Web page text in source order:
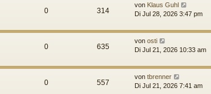
0 314
von Klaus Guhl
Di Jul 28, 2026 3:47 pm
0 635
von osti
Di Jul 21, 2026 10:33 am
0 557
von tbrenner
Di Jul 21, 2026 7:41 am